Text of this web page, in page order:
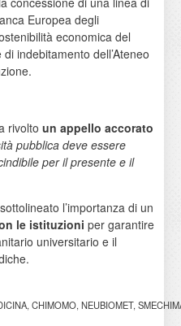
Europea degli
economica del
indebitamento dell’Ateneo
rivolto un appello accorato
pubblica deve essere
per il presente e il
l’importanza di un
le istituzioni per garantire
universitario e il
CHIMOMO, NEUBIOMET,